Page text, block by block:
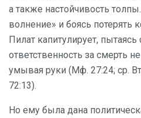
а также настойчивость
волнение» и боясь потерять
Пилат капитулирует,
ответственность за смерть
умывая руки (Мф. 27:24; ср.
72:13).
Но ему была дана